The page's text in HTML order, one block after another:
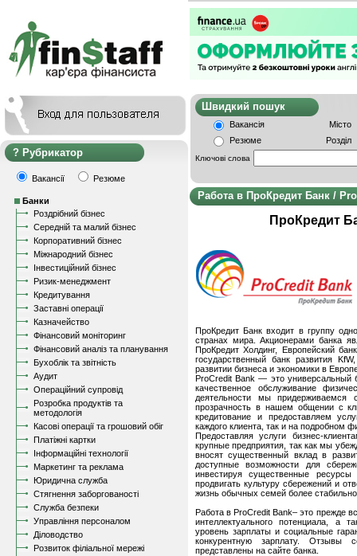
Рубрикатор
Вакансії Резюме
Банки
Роздрібний бізнес
Середній та малий бізнес
Корпоративний бізнес
Міжнародний бізнес
Інвестиційний бізнес
Ризик-менеджмент
Кредитування
Заставні операції
Казначейство
Фінансовий моніторинг
Фінансовий аналіз та планування
Бухоблік та звітність
Аудит
Операційний супровід
Розробка продуктів та
методологія
Касові операції та грошовий обіг
Платіжні картки
Інформаційні технології
Маркетинг та реклама
Юридична служба
Стягнення заборгованості
Служба безпеки
Управління персоналом
Діловодство
Розвиток філіальної мережі
Швидкий
Вакансія
Місто
Резюме
Розділ
Ключові слова
Работа в ПроКредит Банк /
ПроКредит
ПроКредит Банк входит в группу
странах мира. Акционерами банка
ПроКредит Холдинг, Европейский
государственный банк развития
развитии бизнеса и экономики в
ProCredit Bank — это универсальный
качественное обслуживание
деятельности мы
прозрачность в нашем общении с
кредитование и предоставляем
каждого клиента, так и на подробном
Предоставляя услуги бизнес-
крупные предприятия, так как мы
вносят существенный вклад в
доступные возможности для
инвестируя существенные
продвигать культуру сбережений и
жизнь обычных семей более
Работа в ProCredit Bank– это прежде
интеллектуального потенциала, а
уровень зарплаты и социальные
конкурентную зарплату. Отзывы
представлены на сайте банка.